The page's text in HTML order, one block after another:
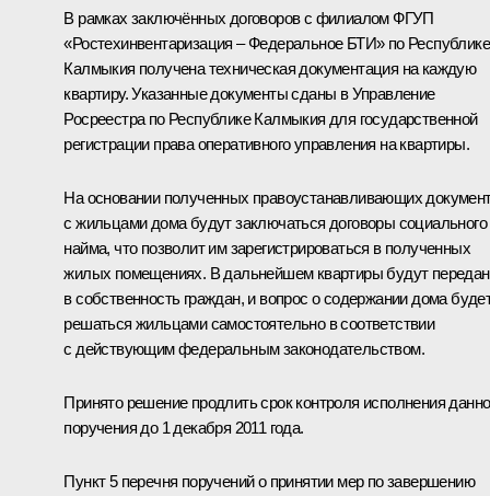
В рамках заключённых договоров с филиалом ФГУП
«Ростехинвентаризация – Федеральное БТИ» по Республике
Калмыкия получена техническая документация на каждую
квартиру. Указанные документы сданы в Управление
Росреестра по Республике Калмыкия для государственной
регистрации права оперативного управления на квартиры.
На основании полученных правоустанавливающих
с жильцами дома будут заключаться договоры социального
найма, что позволит им зарегистрироваться в полученных
жилых помещениях. В дальнейшем квартиры будут
в собственность граждан, и вопрос о содержании дома
решаться жильцами самостоятельно в соответствии
с действующим федеральным законодательством.
Принято решение продлить срок контроля исполнения
поручения до 1 декабря 2011 года.
Пункт 5 перечня поручений о принятии мер по завершению